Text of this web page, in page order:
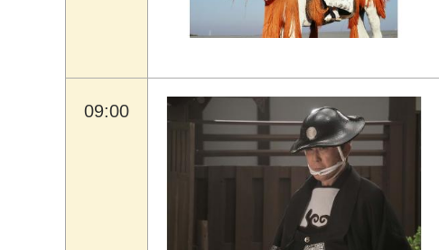
09:00